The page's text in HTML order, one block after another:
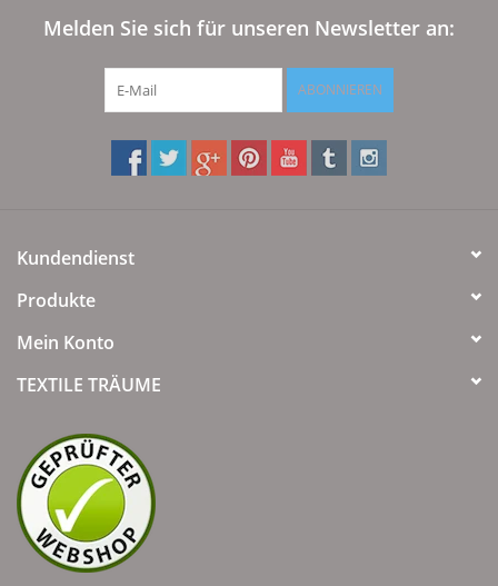
Melden Sie sich für unseren Newsletter an:
ABONNIEREN
Kundendienst
Produkte
Mein Konto
TEXTILE TRÄUME